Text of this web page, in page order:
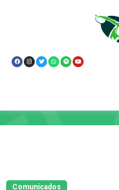
Comunicados